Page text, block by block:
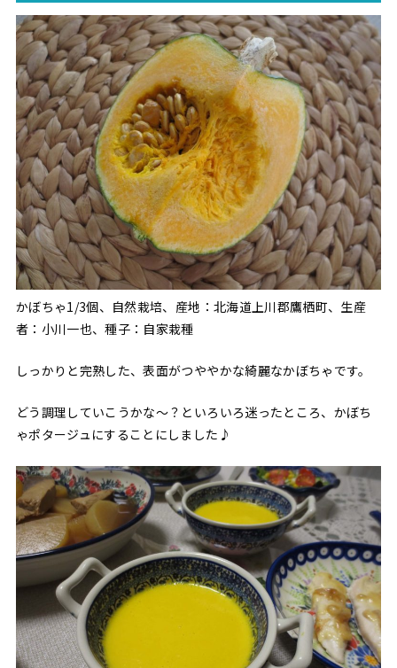
かぼちゃ1/3個、自然栽培、産地：北海道上川郡鷹栖町、生産
者：小川一也、種子：自家栽種
しっかりと完熟した、表面がつややかな綺麗なかぼちゃです。
どう調理していこうかな〜？といろいろ迷ったところ、かぼち
ゃポタージュにすることにしました♪